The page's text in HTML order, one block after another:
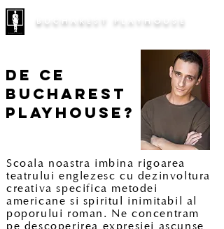
BUCHAREST PLAYHOUSE
DE CE
BUCHarest
PLaYhouse?
Scoala noastra imbina rigoarea
teatrului englezesc cu dezinvoltura
creativa specifica metodei
americane si spiritul inimitabil al
poporului roman. Ne concentram